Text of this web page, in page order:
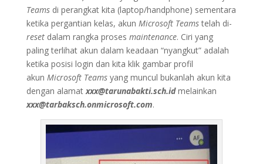
Teamsdi perangkat kita (laptop/handphone) sementara
ketika pergantian kelas, akun Microsoft Teamstelah di-
resetdalam rangka proses maintenance. Ciri yang
paling terlihat akun dalam keadaan “nyangkut” adalah
ketika posisi login dan kita klik gambar profil
akun Microsoft Teamsyang muncul bukanlah akun kita
dengan alamat xxx@tarunabakti.sch.idmelainkan
xxx@tarbaksch.onmicrosoft.com.